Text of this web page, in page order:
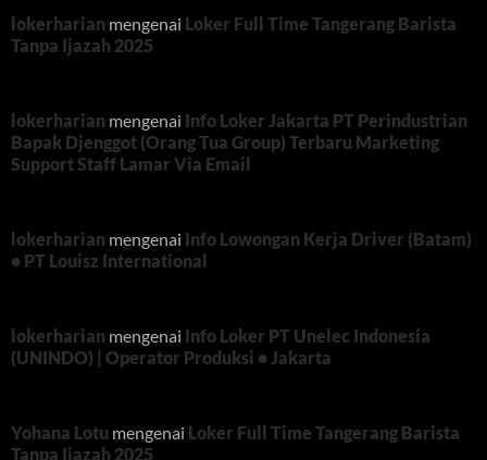
lokerharian mengenai Loker Full Time Tangerang Barista
Tanpa Ijazah 2025
lokerharian mengenai Info Loker Jakarta PT Perindustrian
Bapak Djenggot (Orang Tua Group) Terbaru Marketing
Support Staff Lamar Via Email
lokerharian mengenai Info Lowongan Kerja Driver (Batam)
• PT Louisz International
lokerharian mengenai Info Loker PT Unelec Indonesia
(UNINDO) | Operator Produksi • Jakarta
Yohana Lotu mengenai Loker Full Time Tangerang Barista
Tanpa Ijazah 2025